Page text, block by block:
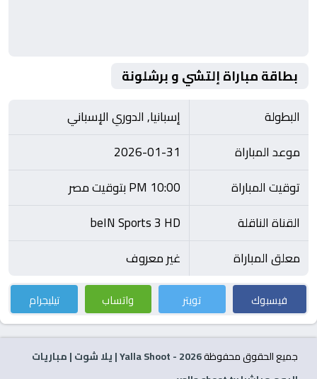
بطاقة مباراة إلتشي و برشلونة
البطولة
إسبانيا, الدوري الإسباني
موعد المباراة
2026-01-31
توقيت المباراة
10:00 PM بتوقيت مصر
القناة الناقلة
beIN Sports 3 HD
معلق المباراة
غير معروف
فيسبوك تويتر واتساب تيليجرام
جميع الحقوق محفوظة2026
- Yalla Shoot | يلا شوت | مباريات